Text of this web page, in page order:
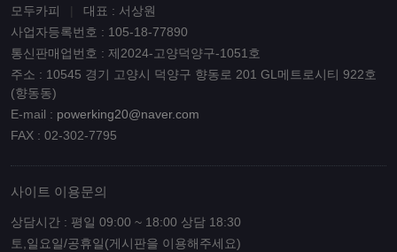
모두카피
대표 : 서상원
사업자등록번호 : 105-18-77890
통신판매업번호 : 제2024-고양덕양구-1051호
주소 : 10545 경기 고양시 덕양구 향동로 201 GL메트로시티 922호
(향동동)
E-mail : powerking20@naver.com
FAX : 02-302-7795
사이트 이용문의
상담시간 : 평일 09:00 ~ 18:00 상담 18:30
토,일요일/공휴일(게시판을 이용해주세요)